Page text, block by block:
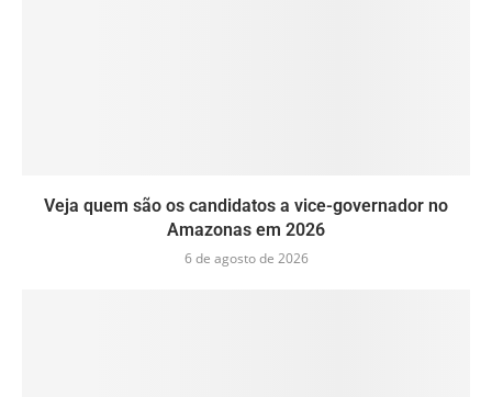
Veja quem são os candidatos a vice-governador no
Amazonas em 2026
6 de agosto de 2026